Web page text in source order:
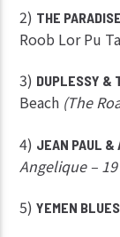
2) THE
Roob Lor Pu
3) DUPLESSY &
Beach (The
4) JEAN PAUL &
Angelique –
5)YEMEN BLUES